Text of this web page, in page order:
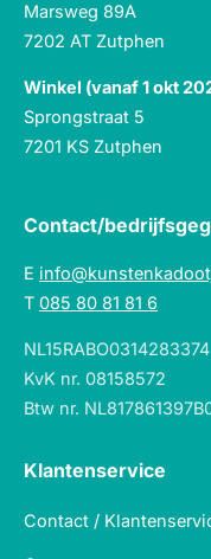
Marsweg 89A
7202 AT Zutphen
Winkel (vanaf 1 okt
Sprongstraat 5
7201 KS Zutphen
Contact/
E
T 085 80 81 81 6
NL15RABO0314283374
KvK nr. 08158572
Btw nr.
Klantenservice
Contact /